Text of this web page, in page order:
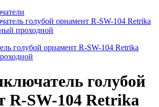
голубой орнамент R-SW-104 Retrika
проходной
голубой
R-SW-104 Retrika